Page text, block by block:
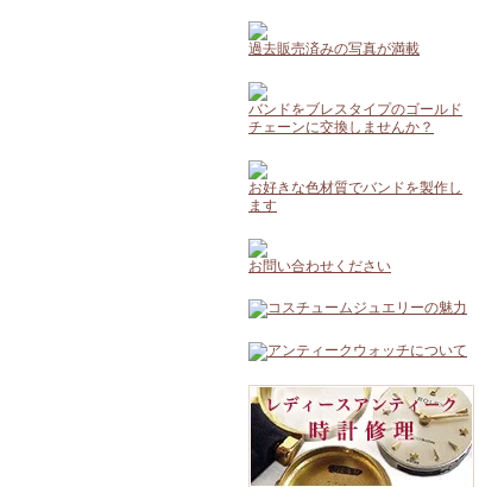
過去販売済みの写真が満載
バンドをブレスタイプのゴールド
チェーンに交換しませんか？
お好きな色材質でバンドを製作し
ます
お問い合わせください